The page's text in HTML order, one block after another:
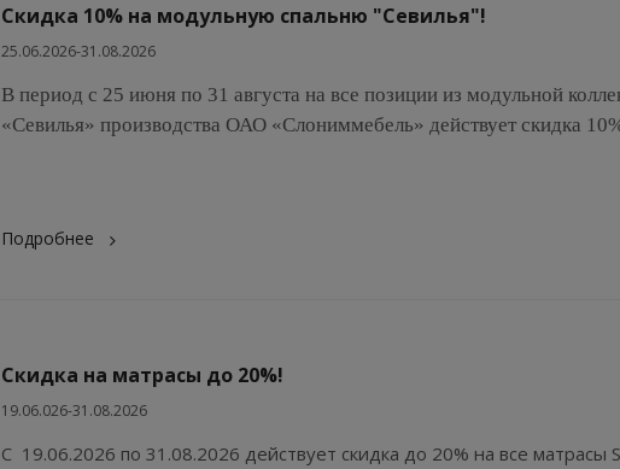
Скидка 10% на модульную спальню "Севилья"!
25.06.2026-31.08.2026
В период с 25 июня по 31 августа на все позиции из модульной
«Севилья» производства ОАО «Слониммебель» действует скидка
Подробнее
Скидка на матрасы до 20%!
19.06.026-31.08.2026
С 19.06.2026 по 31.08.2026 действует скидка до 20% на все матрасы